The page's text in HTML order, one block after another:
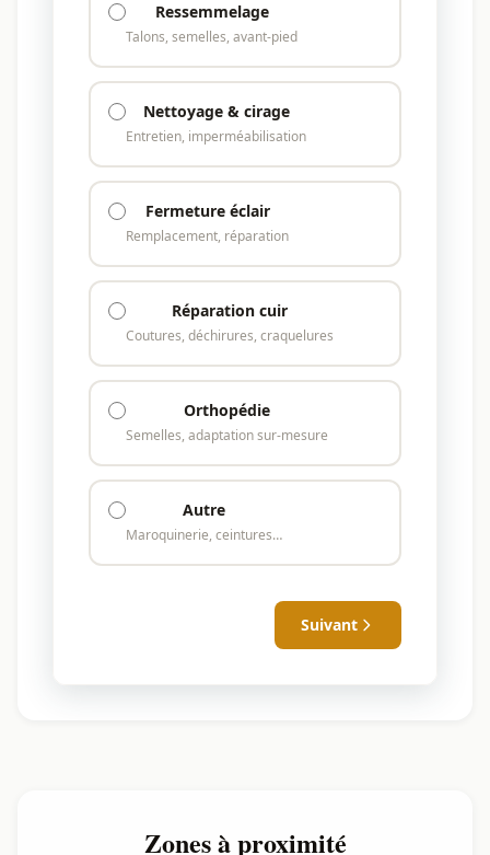
Ressemmelage
Talons, semelles, avant-pied
Nettoyage & cirage
Entretien, imperméabilisation
Fermeture éclair
Remplacement, réparation
Réparation cuir
Coutures, déchirures, craquelures
Orthopédie
Semelles, adaptation sur-mesure
Autre
Maroquinerie, ceintures…
Suivant
Zones à proximité